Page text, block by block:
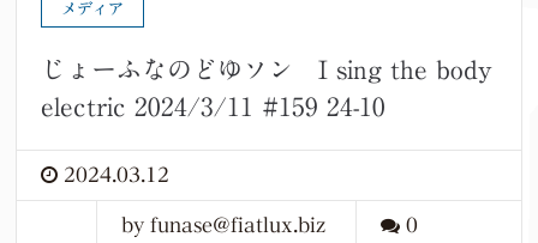
メディア
じょーふなのどゆソン I sing the body
electric 2024/3/11 #159 24-10
2024.03.12
by funase@fiatlux.biz 0